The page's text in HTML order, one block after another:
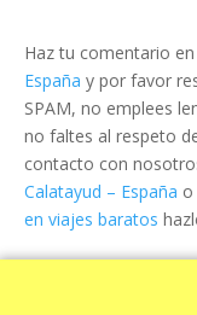
Haz tu comentario
España y por favor
SPAM, no emplees
no faltes al respeto
contacto con
Calatayud – España o
en viajes baratos